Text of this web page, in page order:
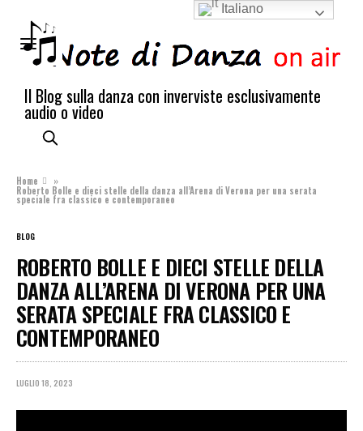
Il Blog sulla danza con inverviste esclusivamente
audio o video
Home »
Roberto Bolle e dieci stelle della danza all’Arena di Verona per una serata
speciale fra classico e contemporaneo
BLOG
ROBERTO BOLLE E DIECI STELLE DELLA
DANZA ALL’ARENA DI VERONA PER UNA
SERATA SPECIALE FRA CLASSICO E
CONTEMPORANEO
LUGLIO 18, 2023
Italiano